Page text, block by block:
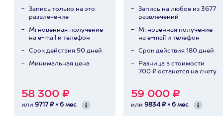
Запись только на это
развлечение
Мгновенная получение
на e-mail и телефон
Срок действия 90 дней
Минимальная цена
58 300 ₽
или 9717 ₽ × 6 мес
Запись на любое из 3677
развлечений
Мгновенная получение
на e-mail и телефон
Срок действия 180 дней
Разница в стоимости
700 ₽ останется на счету
59 000 ₽
или 9834 ₽ × 6 мес